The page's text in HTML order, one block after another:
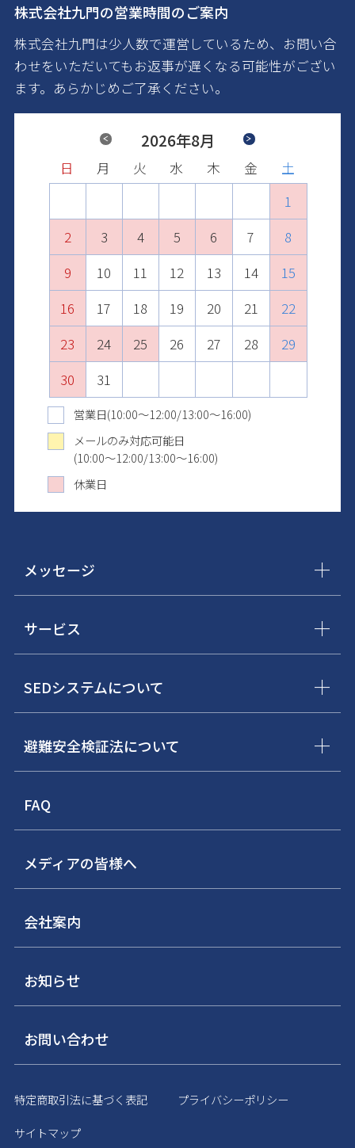
株式会社九門の営業時間のご案内
株式会社九門は少人数で運営しているため、お問い合
わせをいただいてもお返事が遅くなる可能性がござい
ます。あらかじめご了承ください。
2026年8月
日 月 火 水 木 金
土
1
2
3 4 5 6 7
8
9
10 11 12 13 14
15
16
17 18 19 20 21
22
23
24 25 26 27 28
29
30
31
日 月 火 水 木 金
土
5
6
7 8 9 10 11
12
13
14 15 16 17 18
19
20
21 22 23 24 25
26
27
28 29 30
日 月 火 水 木 金
土
3
4
5 6 7 8 9
10
11
12 13 14 15 16
17
18
19 20 21 22 23
24
25
26 27 28 29 30 31
日 月 火 水 木 金
土
7
8
9 10 11 12 13
14
15
16 17 18 19 20
21
22
23 24 25 26 27
28
29
30
日 月 火 水 木 金
土
5
6
7 8 9 10 11
12
13
14 15 16 17 18
19
20
21 22 23 24 25
26
27
28 29 30 31
日 月 火 水 木 金
土
2
3
4 5 6 7 8
9
10
11 12 13 14 15
16
17
18 19 20 21 22
23
24
25 26 27 28 29
30
31
営業日(10:00～12:00/13:00～16:00)
メールのみ対応可能日
(10:00～12:00/13:00～16:00)
休業日
メッセージ
サービス
SEDシステムについて
避難安全検証法について
FAQ
メディアの皆様へ
会社案内
お知らせ
お問い合わせ
特定商取引法に基づく表記
プライバシーポリシー
サイトマップ